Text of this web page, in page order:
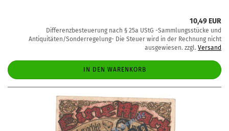
10,49 EUR
Differenzbesteuerung nach § 25a UStG -Sammlungsstücke und
Antiquitäten/Sonderregelung- Die Steuer wird in der Rechnung nicht
ausgewiesen. zzgl. Versand
IN DEN WARENKORB